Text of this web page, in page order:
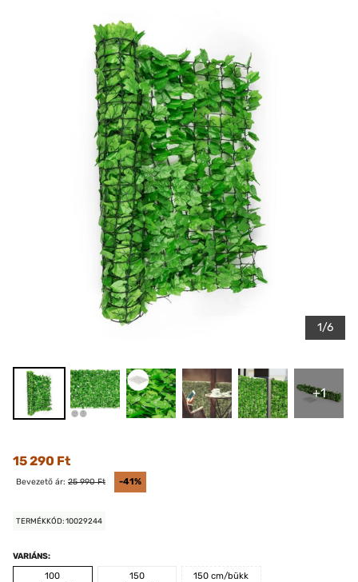
1/6
+1
15 290 Ft
Bevezető ár: 25 990 Ft -41%
TERMÉKKÓD: 10029244
VARIÁNS:
100
150
150 cm/bükk